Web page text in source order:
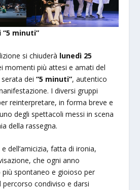
minuti”
si chiuderà lunedì 25
momenti più attesi e amati del
serata dei“5 minuti”, autentico
I diversi gruppi
reinterpretare, in forma breve e
degli spettacoli messi in scena
della rassegna.
dell’amicizia, fatta di ironia,
che ogni anno
spontaneo e gioioso per
percorso condiviso e darsi